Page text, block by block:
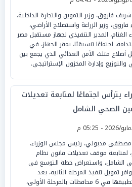
فاروق، وزير التموين والتجارة الداخلية،
فاروق، وزير الزراعة واستصلاح الأراضي،
الغنام، المدير التنفيذي لجهاز مستقبل مصر
اجتماعًا تنسيقيًا، بمقر الجهاز، في
أضلاع مثلث الأمن الغذائي الذي يجمع بين
والتوزيع وإدارة المخزون الإستراتيجي.
يترأس اجتماعًا لمتابعة تعديلات
الصحي الشامل
مصطفى مدبولي، رئيس مجلس الوزراء،
لمتابعة موقف تعديلات قانون نظام
الشامل، واستعراض خطة التوسع في
تمويل تنفيذ المرحلة الثانية، بعد
الانتهاء من تطبيقها في 6 محافظات بالمرحلة الأولى،